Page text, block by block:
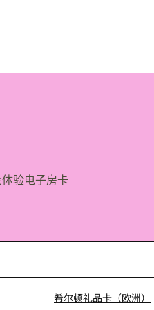
验电子房卡
希尔顿礼品卡（欧洲）